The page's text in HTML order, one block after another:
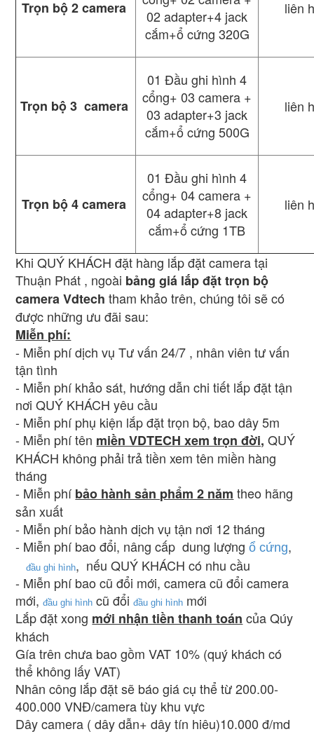
Trọn bộ 2 camera
02 adapter+4 jack
cắm+ổ cứng 320G
liên
Trọn bộ 3 camera
01 Đầu ghi hình 4
cổng+ 03 camera +
03 adapter+3 jack
cắm+ổ cứng 500G
liên
Trọn bộ 4 camera
01 Đầu ghi hình 4
cổng+ 04 camera +
04 adapter+8 jack
cắm+ổ cứng 1TB
liên
Khi QUÝ KHÁCH đặt hàng lắp đặt camera tại
Thuận Phát , ngoài bảng giá lắp đặt trọn bộ
camera Vdtech tham khảo trên, chúng tôi sẽ có
được những ưu đãi sau:
Miễn phí:
- Miễn phí dịch vụ Tư vấn 24/7 , nhân viên tư vấn
tận tình
- Miễn phí khảo sát, hướng dẫn chi tiết lắp đặt tận
nơi QUÝ KHÁCH yêu cầu
- Miễn phí phụ kiện lắp đặt trọn bộ, bao dây 5m
- Miễn phí tên miền VDTECH xem trọn đời, QUÝ
KHÁCH không phải trả tiền xem tên miền hàng
tháng
- Miễn phíbảo hành sản phẩm 2 năm theo hãng
sản xuất
- Miễn phí bảo hành dịch vụ tận nơi 12 tháng
- Miễn phí bao đổi, nâng cấp dung lượngổ cứng,
đầu ghi hình, nếu QUÝ KHÁCH có nhu cầu
- Miễn phí bao cũ đổi mới, camera cũ đổi camera
mới,đầu ghi hình cũ đổiđầu ghi hình mới
Lắp đặt xong mới nhận tiền thanh toán của Qúy
khách
Gía trên chưa bao gồm VAT 10% (quý khách có
thể không lấy VAT)
Nhân công lắp đặt sẽ báo giá cụ thể từ 200.00-
400.000 VNĐ/camera tùy khu vực
Dây camera ( dây dẫn+ dây tín hiêu)10.000 đ/md